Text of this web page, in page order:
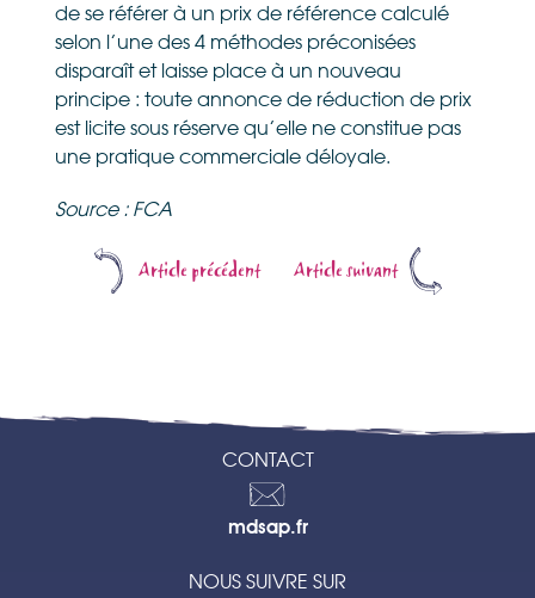
de se référer à un prix de référence calculé
selon l’une des 4 méthodes préconisées
disparaît et laisse place à un nouveau
principe : toute annonce de réduction de prix
est licite sous réserve qu’elle ne constitue pas
une pratique commerciale déloyale.
Source : FCA
Article précédent Article suivant
CONTACT
Contactez-
mdsap.fr
NOUS SUIVRE SUR